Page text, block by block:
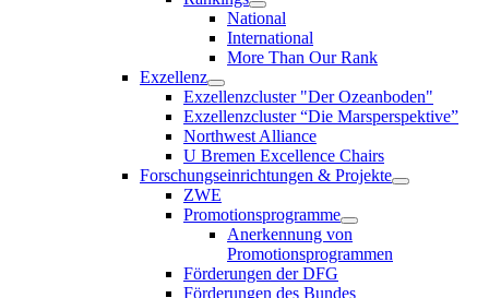
National
International
More Than Our Rank
Exzellenz
Exzellenzcluster "Der Ozeanboden"
Exzellenzcluster “Die Marsperspektive”
Northwest Alliance
U Bremen Excellence Chairs
Forschungseinrichtungen & Projekte
ZWE
Promotionsprogramme
Anerkennung von
Promotionsprogrammen
Förderungen der DFG
Förderungen des Bundes